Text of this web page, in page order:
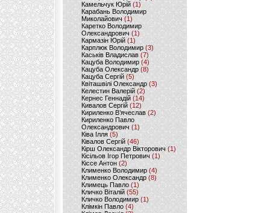
Камельчук Юрій (1)
Карабань Володимир
Миколайович (1)
Каретко Володимир
Олександрович (1)
Кармазін Юрій(1)
Карплюк Володимир(3)
Каськів Владислав (7)
Кацуба Володимир (4)
Кацуба Олександр (8)
Кацуба Сергій (5)
Квіташвілі Олександр(3)
Келестин Валерій(2)
Кернес Геннадій (14)
Кивалов Сергій (12)
Кириленко В’ячеслав (2)
Кириленко Павло
Олександрович (1)
Ківа Ілля (5)
Ківалов Сергій(46)
Кірш Олександр Вікторович (1)
Кісільов Ігор Петрович (1)
Кіссе Антон (2)
Клименко Володимир(4)
Клименко Олександр (8)
Климець Павло (1)
Кличко Віталій(55)
Кличко Володимир (1)
Клімкін Павло (4)